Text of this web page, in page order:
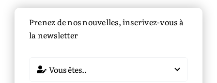
Prenez de nos nouvelles, inscrivez-vous à
la newsletter